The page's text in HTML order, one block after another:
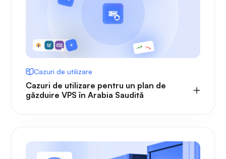
Cazuri de utilizare
Cazuri de utilizare pentru un plan de
găzduire VPS în Arabia Saudită